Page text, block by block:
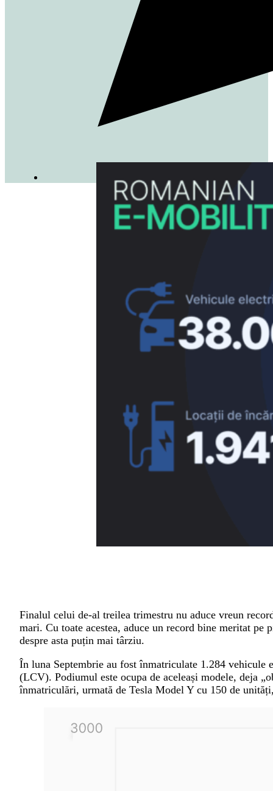
Finalul celui de-al treilea trimestru nu aduce vreun
mari. Cu toate acestea, aduce un record bine meritat
despre asta puțin mai târziu.
În luna Septembrie au fost înmatriculate 1.284 vehicule
(LCV). Podiumul este ocupa de aceleași modele, deja
înmatriculări, urmată de Tesla Model Y cu 150 de